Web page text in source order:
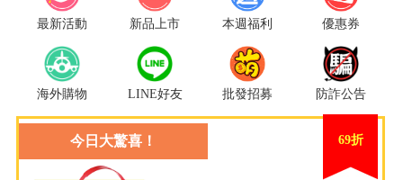
最新活動 新品上市 本週福利 優惠券
海外購物 LINE好友 批發招募 防詐公告
今日大驚喜！ 69折